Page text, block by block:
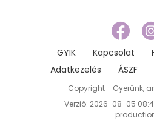
GYIK Kapcsolat
Adatkezelés
ÁSZF
Copyright - Gyerünk,
Verzió: 2026-08-05